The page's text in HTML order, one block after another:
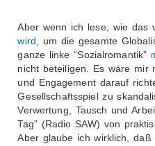
Aber wenn ich lese, wie das
wird , um die gesamte
ganze linke “Sozialromantik”
nicht beteiligen. Es wäre mir
und Engagement darauf
Gesellschaftsspiel zu
Verwertung, Tausch und
Tag” (Radio SAW) von
Aber glaube ich wirklich,